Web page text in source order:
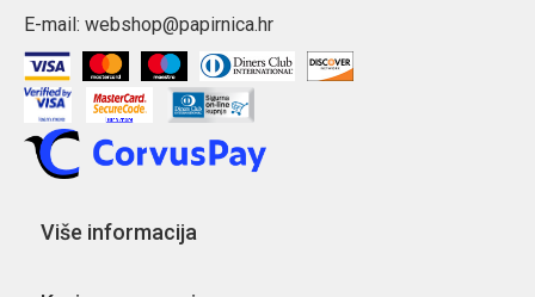
E-mail: webshop@papirnica.hr
Više informacija